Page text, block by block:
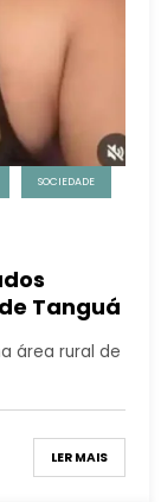
SOCIEDADE
Tanguá
área rural de
LER MAIS